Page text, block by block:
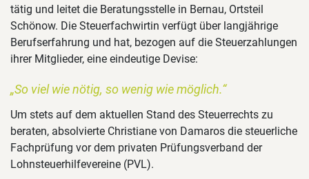
tätig und leitet die Beratungsstelle in Bernau, Ortsteil
Schönow. Die Steuerfachwirtin verfügt über langjährige
Berufserfahrung und hat, bezogen auf die Steuerzahlungen
ihrer Mitglieder, eine eindeutige Devise:
„So viel wie nötig, so wenig wie möglich.“
Um stets auf dem aktuellen Stand des Steuerrechts zu
beraten, absolvierte Christiane von Damaros die steuerliche
Fachprüfung vor dem privaten Prüfungsverband der
Lohnsteuerhilfevereine (PVL).